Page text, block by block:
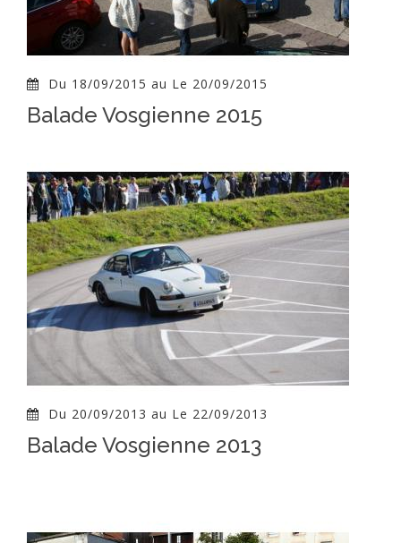
Du 18/09/2015 au Le 20/09/2015
Balade Vosgienne 2015
Du 20/09/2013 au Le 22/09/2013
Balade Vosgienne 2013